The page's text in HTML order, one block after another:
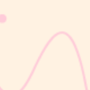
reproduksi kembali
Moms akan
rahim yang berangsur